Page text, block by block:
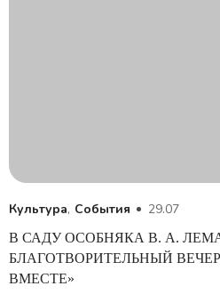
Культура, События 29.07
В САДУ ОСОБНЯКА В. А.
БЛАГОТВОРИТЕЛЬНЫЙ
ВМЕСТЕ»